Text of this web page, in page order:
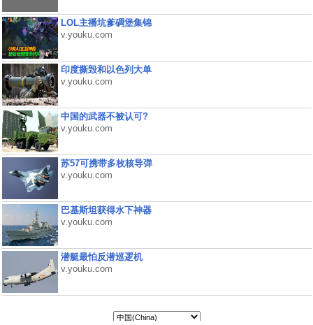
LOL主播坑爹碉堡集锦
v.youku.com
印度撕毁和以色列大单
v.youku.com
中国的武器不被认可?
v.youku.com
苏57可携带多枚核导弹
v.youku.com
巴基斯坦获得水下神器
v.youku.com
潜艇最怕反潜巡逻机
v.youku.com